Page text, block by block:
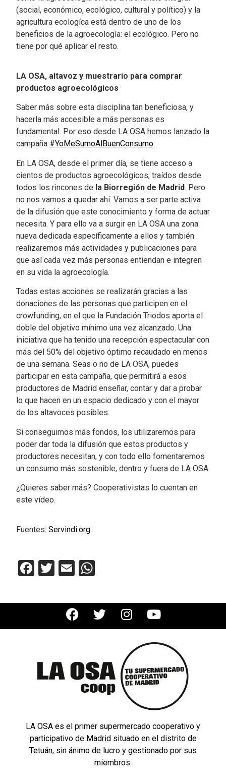
(social, económico, ecológico, cultural y político) y la
agricultura ecologíca está dentro de uno de los
beneficios de la agroecología: el ecológico. Pero no
tiene por qué aplicar el resto.
LA OSA, altavoz y muestrario para comprar
productos agroecológicos
Saber más sobre esta disciplina tan beneficiosa, y
hacerla más accesible a más personas es
fundamental. Por eso desde LA OSA hemos lanzado la
campaña #YoMeSumoAlBuenConsumo.
En LA OSA, desde el primer día, se tiene acceso a
cientos de productos agroecológicos, traídos desde
todos los rincones de la Biorregión de Madrid. Pero
no nos vamos a quedar ahí. Vamos a ser parte activa
de la difusión que este conocimiento y forma de actuar
necesita. Y para ello va a surgir en LA OSA una zona
nueva dedicada específicamente a ellos y también
realizaremos más actividades y publicaciones para
que así cada vez más personas entiendan e integren
en su vida la agroecología.
Todas estas acciones se realizarán gracias a las
donaciones de las personas que participen en el
crowfunding, en el que la Fundación Triodos aporta el
doble del objetivo mínimo una vez alcanzado. Una
iniciativa que ha tenido una recepción espectacular con
más del 50% del objetivo óptimo recaudado en menos
de una semana. Seas o no de LA OSA, puedes
participar en esta campaña, que permitirá a esos
productores de Madrid enseñar, contar y dar a probar
lo que hacen en un espacio dedicado y con el mayor
de los altavoces posibles.
Si conseguimos más fondos, los utilizaremos para
poder dar toda la difusión que estos productos y
productores necesitan, y con todo ello fomentaremos
un consumo más sostenible, dentro y fuera de LA OSA.
¿Quieres saber más? Cooperativistas lo cuentan en
este vídeo.
Fuentes: Servindi.org
Facebook
Twitter
Email
LA OSA es el primer supermercado cooperativo y
participativo de Madrid situado en el distrito de
Tetuán, sin ánimo de lucro y gestionado por sus
miembros.